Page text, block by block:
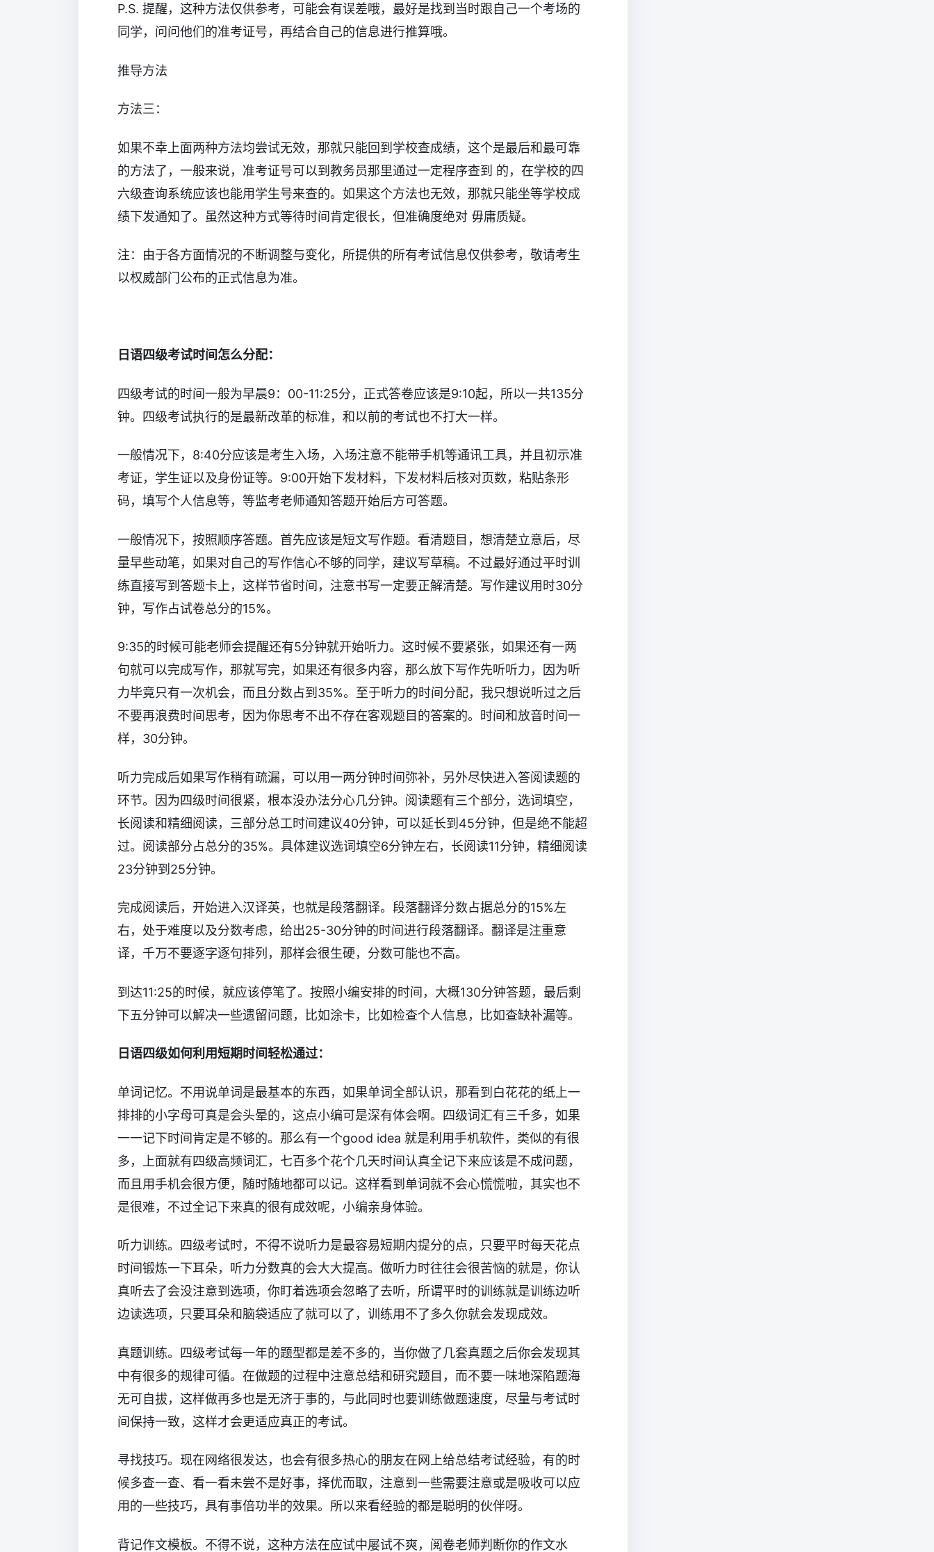
P.S. 提醒，这种方法仅供参考，可能会有误差哦，最好是找到当时跟自己一个考场的
同学，问问他们的准考证号，再结合自己的信息进行推算哦。
推导方法
方法三：
如果不幸上面两种方法均尝试无效，那就只能回到学校查成绩，这个是最后和最可靠
的方法了，一般来说，准考证号可以到教务员那里通过一定程序查到 的，在学校的四
六级查询系统应该也能用学生号来查的。如果这个方法也无效，那就只能坐等学校成
绩下发通知了。虽然这种方式等待时间肯定很长，但准确度绝对 毋庸质疑。
注：由于各方面情况的不断调整与变化，所提供的所有考试信息仅供参考，敬请考生
以权威部门公布的正式信息为准。
日语四级考试时间怎么分配：
四级考试的时间一般为早晨9：00-11:25分，正式答卷应该是9:10起，所以一共135分
钟。四级考试执行的是最新改革的标准，和以前的考试也不打大一样。
一般情况下，8:40分应该是考生入场，入场注意不能带手机等通讯工具，并且初示准
考证，学生证以及身份证等。9:00开始下发材料，下发材料后核对页数，粘贴条形
码，填写个人信息等，等监考老师通知答题开始后方可答题。
一般情况下，按照顺序答题。首先应该是短文写作题。看清题目，想清楚立意后，尽
量早些动笔，如果对自己的写作信心不够的同学，建议写草稿。不过最好通过平时训
练直接写到答题卡上，这样节省时间，注意书写一定要正解清楚。写作建议用时30分
钟，写作占试卷总分的15%。
9:35的时候可能老师会提醒还有5分钟就开始听力。这时候不要紧张，如果还有一两
句就可以完成写作，那就写完，如果还有很多内容，那么放下写作先听听力，因为听
力毕竟只有一次机会，而且分数占到35%。至于听力的时间分配，我只想说听过之后
不要再浪费时间思考，因为你思考不出不存在客观题目的答案的。时间和放音时间一
样，30分钟。
听力完成后如果写作稍有疏漏，可以用一两分钟时间弥补，另外尽快进入答阅读题的
环节。因为四级时间很紧，根本没办法分心几分钟。阅读题有三个部分，选词填空，
长阅读和精细阅读，三部分总工时间建议40分钟，可以延长到45分钟，但是绝不能超
过。阅读部分占总分的35%。具体建议选词填空6分钟左右，长阅读11分钟，精细阅读
23分钟到25分钟。
完成阅读后，开始进入汉译英，也就是段落翻译。段落翻译分数占据总分的15%左
右，处于难度以及分数考虑，给出25-30分钟的时间进行段落翻译。翻译是注重意
译，千万不要逐字逐句排列，那样会很生硬，分数可能也不高。
到达11:25的时候，就应该停笔了。按照小编安排的时间，大概130分钟答题，最后剩
下五分钟可以解决一些遗留问题，比如涂卡，比如检查个人信息，比如查缺补漏等。
日语四级如何利用短期时间轻松通过：
单词记忆。不用说单词是最基本的东西，如果单词全部认识，那看到白花花的纸上一
排排的小字母可真是会头晕的，这点小编可是深有体会啊。四级词汇有三千多，如果
一一记下时间肯定是不够的。那么有一个good idea 就是利用手机软件，类似的有很
多，上面就有四级高频词汇，七百多个花个几天时间认真全记下来应该是不成问题，
而且用手机会很方便，随时随地都可以记。这样看到单词就不会心慌慌啦，其实也不
是很难，不过全记下来真的很有成效呢，小编亲身体验。
听力训练。四级考试时，不得不说听力是最容易短期内提分的点，只要平时每天花点
时间锻炼一下耳朵，听力分数真的会大大提高。做听力时往往会很苦恼的就是，你认
真听去了会没注意到选项，你盯着选项会忽略了去听，所谓平时的训练就是训练边听
边读选项，只要耳朵和脑袋适应了就可以了，训练用不了多久你就会发现成效。
真题训练。四级考试每一年的题型都是差不多的，当你做了几套真题之后你会发现其
中有很多的规律可循。在做题的过程中注意总结和研究题目，而不要一味地深陷题海
无可自拔，这样做再多也是无济于事的，与此同时也要训练做题速度，尽量与考试时
间保持一致，这样才会更适应真正的考试。
寻找技巧。现在网络很发达，也会有很多热心的朋友在网上给总结考试经验，有的时
候多查一查、看一看未尝不是好事，择优而取，注意到一些需要注意或是吸收可以应
用的一些技巧，具有事倍功半的效果。所以来看经验的都是聪明的伙伴呀。
背记作文模板。不得不说，这种方法在应试中屡试不爽，阅卷老师判断你的作文水